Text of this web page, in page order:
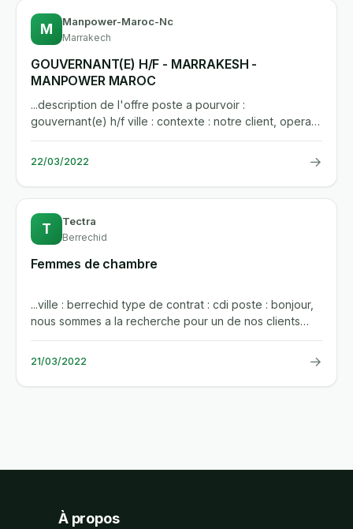
M Manpower-Maroc-Nc
Marrakech
GOUVERNANT(E) H/F - MARRAKESH -
MANPOWER MAROC
...description de l'offre poste a pourvoir :
gouvernant(e) h/f ville : contexte : notre client, operant
dans le domaine...
22/03/2022 →
T Tectra
Berrechid
Femmes de chambre
...ville : berrechid type de contrat : cdi poste : bonjour,
nous sommes a la recherche pour un de nos clients
specialise...
21/03/2022 →
À propos